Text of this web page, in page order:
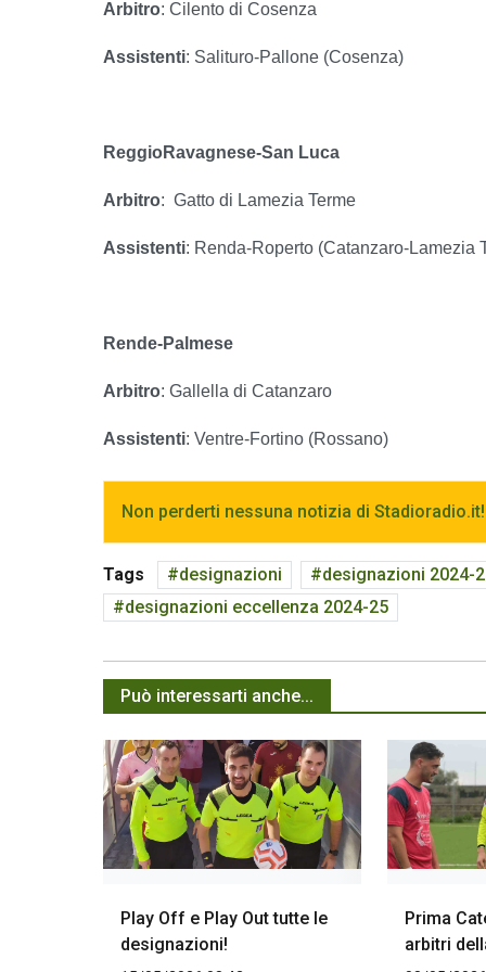
Arbitro: Cilento di Cosenza
Assistenti: Salituro-Pallone (Cosenza)
ReggioRavagnese-San Luca
Arbitro: Gatto di Lamezia Terme
Assistenti: Renda-Roperto (Catanzaro-Lamezia
Rende-Palmese
Arbitro: Gallella di Catanzaro
Assistenti: Ventre-Fortino (Rossano)
Non perderti nessuna notizia di
Tags designazioni designazioni 2024-
designazioni eccellenza 2024-25
Può interessarti anche...
Play Off e Play Out tutte le
designazioni!
Prima
arbitri